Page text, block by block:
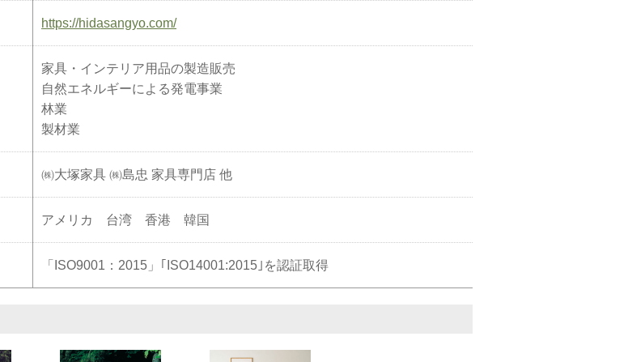
https://hidasangyo.com/
家具・インテリア用品の製造販売
自然エネルギーによる発電事業
林業
製材業
㈱大塚家具 ㈱島忠 家具専門店 他
アメリカ 台湾 香港 韓国
「ISO9001：2015」｢ISO14001:2015｣を認証取得